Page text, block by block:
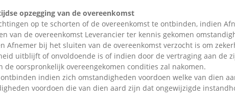
opzegging van de overeenkomst
op te schorten of de overeenkomst te ontbinden, indien
van de overeenkomst Leverancier ter kennis gekomen
bij het sluiten van de overeenkomst verzocht is om
uitblijft of onvoldoende is of indien door de vertraging aan de
oorspronkelijk overeengekomen condities zal nakomen.
indien zich omstandigheden voordoen welke van dien
voordoen die van dien aard zijn dat ongewijzigde